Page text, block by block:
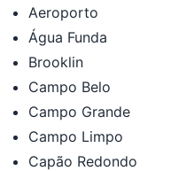
Aeroporto
Água Funda
Brooklin
Campo Belo
Campo Grande
Campo Limpo
Capão Redondo